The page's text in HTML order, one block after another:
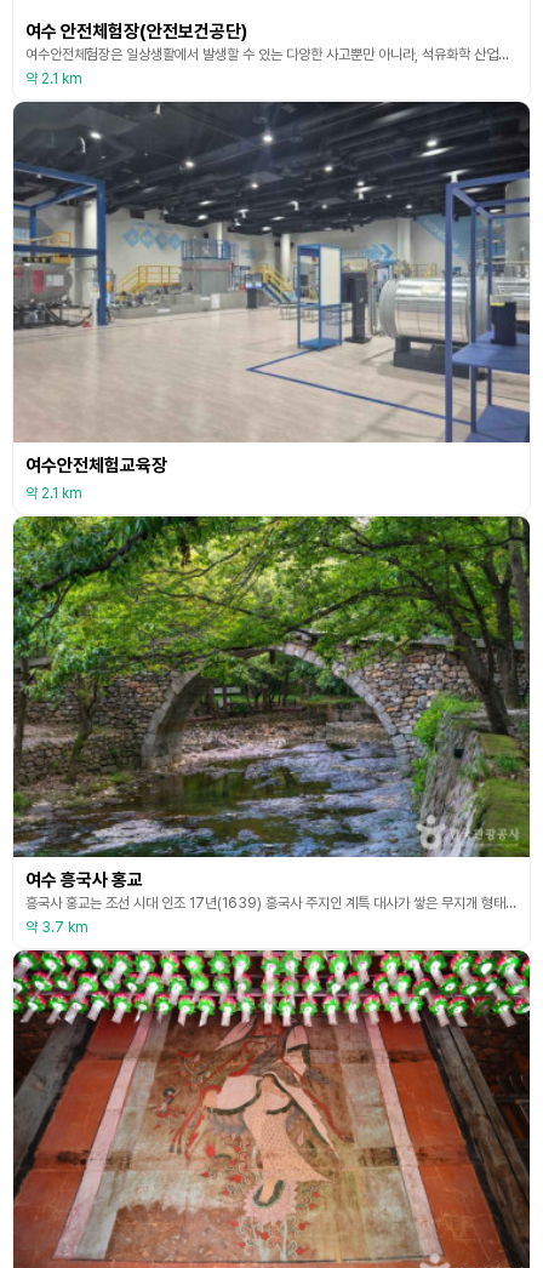
여수 안전체험장(안전보건공단)
여수안전체험장은 일상생활에서 발생할 수 있는 다양한 사고뿐만 아니라, 석유화학 산업단지의 지역 특성을 반영한 전문적인 안전교육까지 함께 체험할 수 있도록 조성된 국내 최대 규모의 안전체험교육장이다. 총 7개의 테마관과 70종 이상의 콘텐츠를 통해, 화재, 추락, 폭발, 감전 등 실제 사고 상황을 실감 나게 체험할 수 있으며, 시민 누구나 쉽게 안전의 원리와 대처 방법을 배울 수 있도록 구성되어 있다. 특히 가상현실(VR)·특수효과 등을 활용한 몰입형 체
약 2.1 km
여수안전체험교육장
약 2.1 km
여수 흥국사 홍교
흥국사 홍교는 조선 시대 인조 17년(1639) 흥국사 주지인 계특 대사가 쌓은 무지개 형태의 석교이다. 흥국사 일주문 왼쪽 계곡을 가로질러 아래쪽 50m 지점에 위치한 흥국사 홍교는 다리 높이 5.5m, 길이 40m, 너비 3.45m, 홍예 지름 11.3m 부채꼴 모양의 화강석 86개를 맞추어 틀어 올린 홍예로, 완전한 반원을 이룬다. 단아하고 시원스러운 홍예의 양옆에는 학이 날개를 펼친 듯 둥글둥글한 잡석으로 쌓아 올린 벽이 길게 뻗쳐 조화를 이룬다
약 3.7 km